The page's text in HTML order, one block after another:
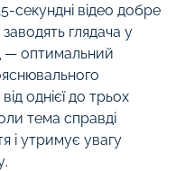
секундні відео добре
заводять глядача у
— оптимальний
однієї до трьох
тема справді
і утримує увагу